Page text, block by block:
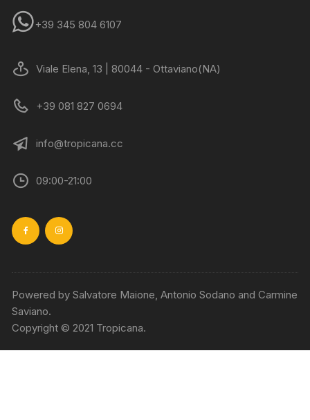
+39 345 804 6107
Viale Elena, 13 | 80044 - Ottaviano(NA)
+39 081 827 0694
info@tropicana.cc
09:00-21:00
Powered by Salvatore Maione, Antonio Sodano and Carmine
Saviano.
Copyright © 2021 Tropicana.